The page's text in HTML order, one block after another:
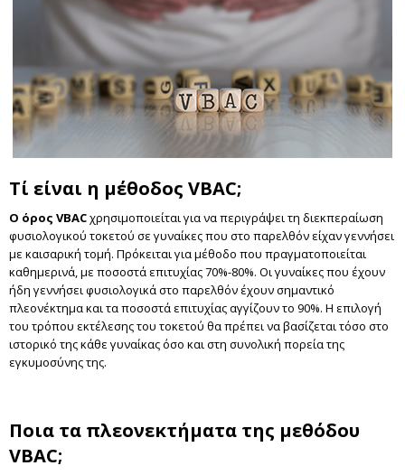
Τί είναι η μέθοδος VBAC;
Ο όρος VBACχρησιμοποιείται για να περιγράψει τη διεκπεραίωση
φυσιολογικού τοκετού σε γυναίκες που στο παρελθόν είχαν γεννήσει
με καισαρική τομή. Πρόκειται για μέθοδο που πραγματοποιείται
καθημερινά, με ποσοστά επιτυχίας 70%-80%. Οι γυναίκες που έχουν
ήδη γεννήσει φυσιολογικά στο παρελθόν έχουν σημαντικό
πλεονέκτημα και τα ποσοστά επιτυχίας αγγίζουν το 90%. Η επιλογή
του τρόπου εκτέλεσης του τοκετού θα πρέπει να βασίζεται τόσο στο
ιστορικό της κάθε γυναίκας όσο και στη συνολική πορεία της
εγκυμοσύνης της.
Ποια τα πλεονεκτήματα της μεθόδου
VBAC;